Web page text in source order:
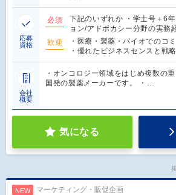
応募
資格
必須
下記のいずれか ・学士号＋6
ョン/アドボカシー分野の実務
歓迎
・医療・製薬・バイオでのコ
・優れたビジネスセンスと戦
会社
概要
・オンコロジー領域をはじめ複数の
国発の製薬メーカーです。 ・…
気になる
NEW マーケティング・販促企画